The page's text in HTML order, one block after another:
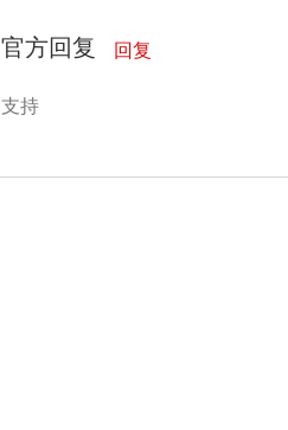
官方回复 回复
支持